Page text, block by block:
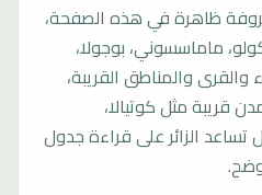
ظاهرة في هذه الصفحة،
ماماسسوني، بوجولا،
1 بين الأحياء والقرى والمناطق القريبة،
قريبة مثل كوتيالا،
الزائر على قراءة جدول